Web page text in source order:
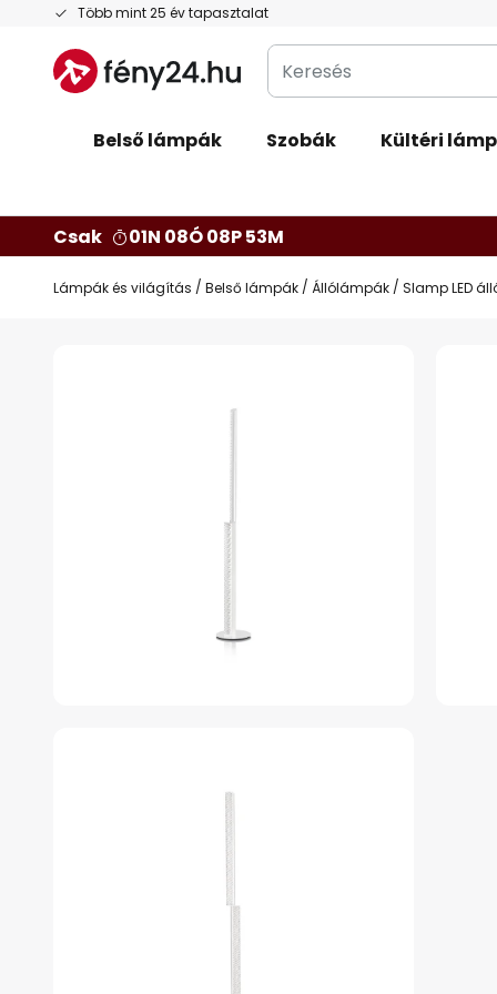
Több mint 25 év tapasztalat
Ugrás
tartalomhoz
Keresés
Belső lámpák Szobák Kültéri
Csak
01N 08Ó 08P 52M
Lámpák és világítás Belső lámpák Állólámpák Slamp LED